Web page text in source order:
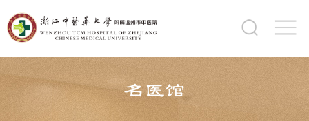
名医馆